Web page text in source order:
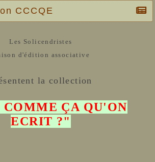
CCCQE
Les Solicendristes
d'édition associative
la collection
ÇA QU'ON
ECRIT ?"